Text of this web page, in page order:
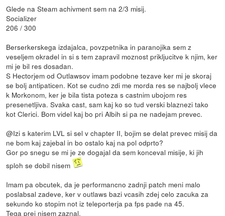
Glede na Steam achivment sem na 2/3 misij.
Socializer
206 / 300
Berserkerskega izdajalca, povzpetnika in paranojika sem z
veseljem okradel in si s tem zapravil moznost prikljucitve k njim, ker
mi je bil res dosadan.
S Hectorjem od Outlawsov imam podobne tezave ker mi je skoraj
se bolj antipaticen. Kot se cudno zdi me morda res se najbolj vlece
k Morkonom, ker je bila tista poteza s castnim ubojom res
presenetljiva. Svaka cast, sam kaj ko so tud verski blaznezi tako
kot Clerici. Bom videl kaj bo pri Albih si pa ne nadejam prevec.
@Izi s katerim LVL si sel v chapter II, bojim se delat prevec misij da
ne bom kaj zajebal in bo ostalo kaj na pol odprto?
Gor po snegu se mi je ze dogajal da sem konceval misije, ki jih
sploh se dobil nisem
Imam pa obcutek, da je performancno zadnji patch meni malo
poslabsal zadeve, ker v outlaws bazi vcasih zdej celo zacuka za
sekundo ko stopim not iz teleporterja pa fps pade na 45.
Tega prej nisem zaznal.